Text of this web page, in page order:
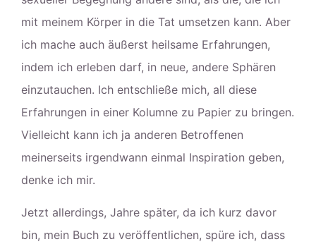
mit meinem Körper in die Tat umsetzen kann. Aber
ich mache auch äußerst heilsame Erfahrungen,
indem ich erleben darf, in neue, andere Sphären
einzutauchen. Ich entschließe mich, all diese
Erfahrungen in einer Kolumne zu Papier zu bringen.
Vielleicht kann ich ja anderen Betroffenen
meinerseits irgendwann einmal Inspiration geben,
denke ich mir.
Jetzt allerdings, Jahre später, da ich kurz davor
bin, mein Buch zu veröffentlichen, spüre ich, dass